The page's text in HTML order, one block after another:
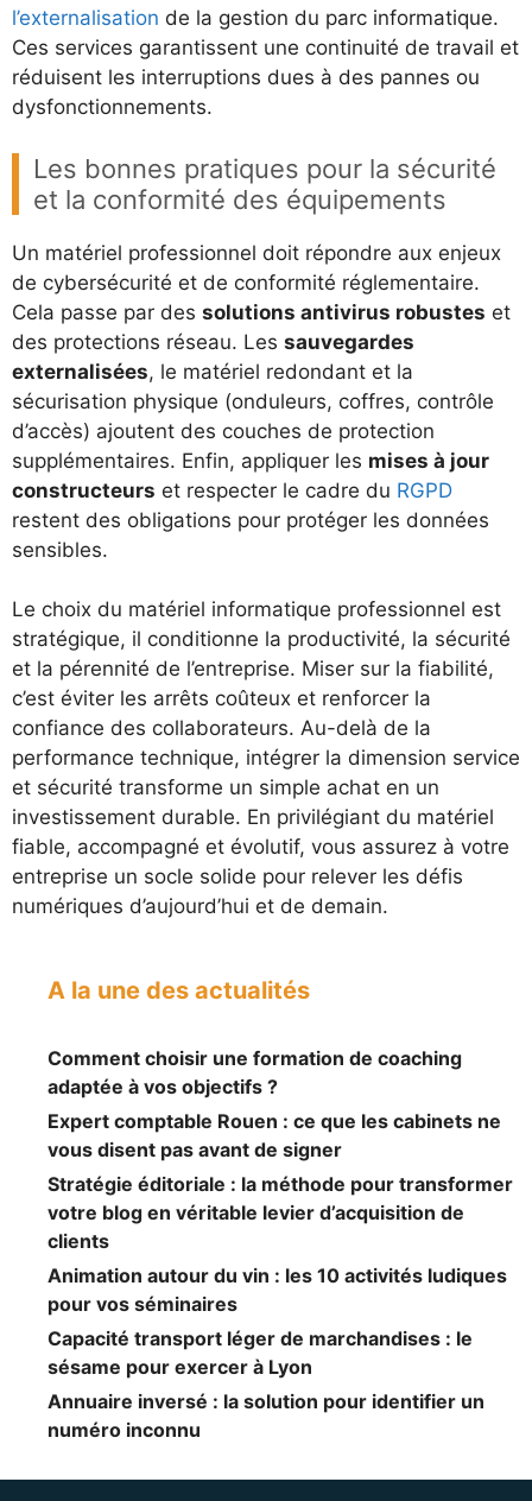
l’externalisation de la gestion du parc informatique.
Ces services garantissent une continuité de travail et
réduisent les interruptions dues à des pannes ou
dysfonctionnements.
Les bonnes pratiques pour la sécurité
et la conformité des équipements
Un matériel professionnel doit répondre aux enjeux
de cybersécurité et de conformité réglementaire.
Cela passe par des solutions antivirus robustes et
des protections réseau. Les sauvegardes
externalisées, le matériel redondant et la
sécurisation physique (onduleurs, coffres, contrôle
d’accès) ajoutent des couches de protection
supplémentaires. Enfin, appliquer les mises à jour
constructeurs et respecter le cadre du RGPD
restent des obligations pour protéger les données
sensibles.
Le choix du matériel informatique professionnel est
stratégique, il conditionne la productivité, la sécurité
et la pérennité de l’entreprise. Miser sur la fiabilité,
c’est éviter les arrêts coûteux et renforcer la
confiance des collaborateurs. Au-delà de la
performance technique, intégrer la dimension service
et sécurité transforme un simple achat en un
investissement durable. En privilégiant du matériel
fiable, accompagné et évolutif, vous assurez à votre
entreprise un socle solide pour relever les défis
numériques d’aujourd’hui et de demain.
A la une des actualités
Comment choisir une formation de coaching
adaptée à vos objectifs ?
Expert comptable Rouen : ce que les cabinets ne
vous disent pas avant de signer
Stratégie éditoriale : la méthode pour transformer
votre blog en véritable levier d’acquisition de
clients
Animation autour du vin : les 10 activités ludiques
pour vos séminaires
Capacité transport léger de marchandises : le
sésame pour exercer à Lyon
Annuaire inversé : la solution pour identifier un
numéro inconnu